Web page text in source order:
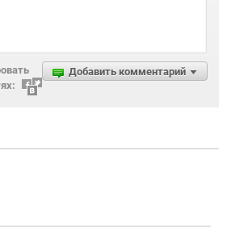
Добавить комментарий